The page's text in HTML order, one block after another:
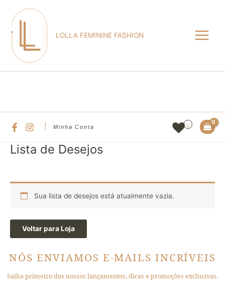
para
LOLLA FEMININE FASHION
Minha Conta 0
Lista de Desejos
Sua lista de desejos está atualmente vazia.
Voltar para Loja
NÓS ENVIAMOS E-MAILS INCRÍVEIS
Saiba primeiro dos nossos lançamentos, dicas e promoções exclusivas.